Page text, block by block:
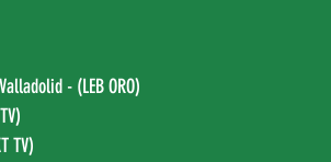
- (LEB ORO)
)
TV)